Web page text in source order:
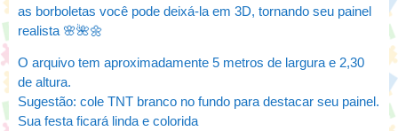
as borboletas você pode deixá-la em 3D, tornando seu painel
realista 🌸🌺🌼
O arquivo tem aproximadamente 5 metros de largura e 2,30
de altura.
Sugestão: cole TNT branco no fundo para destacar seu painel.
Sua festa ficará linda e colorida